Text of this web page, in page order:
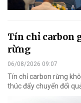
Tín chỉ carbon
rừng
06/08/2026 09:07
Tín chỉ carbon rừng
thúc đẩy chuyển đổi